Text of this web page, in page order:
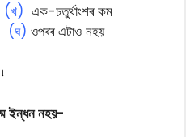
(খ) এক-চতুৰ্থাংশৰ কম
(ঘ) ওপৰৰ এটাও নহয়
ইন্ধন নহয়-